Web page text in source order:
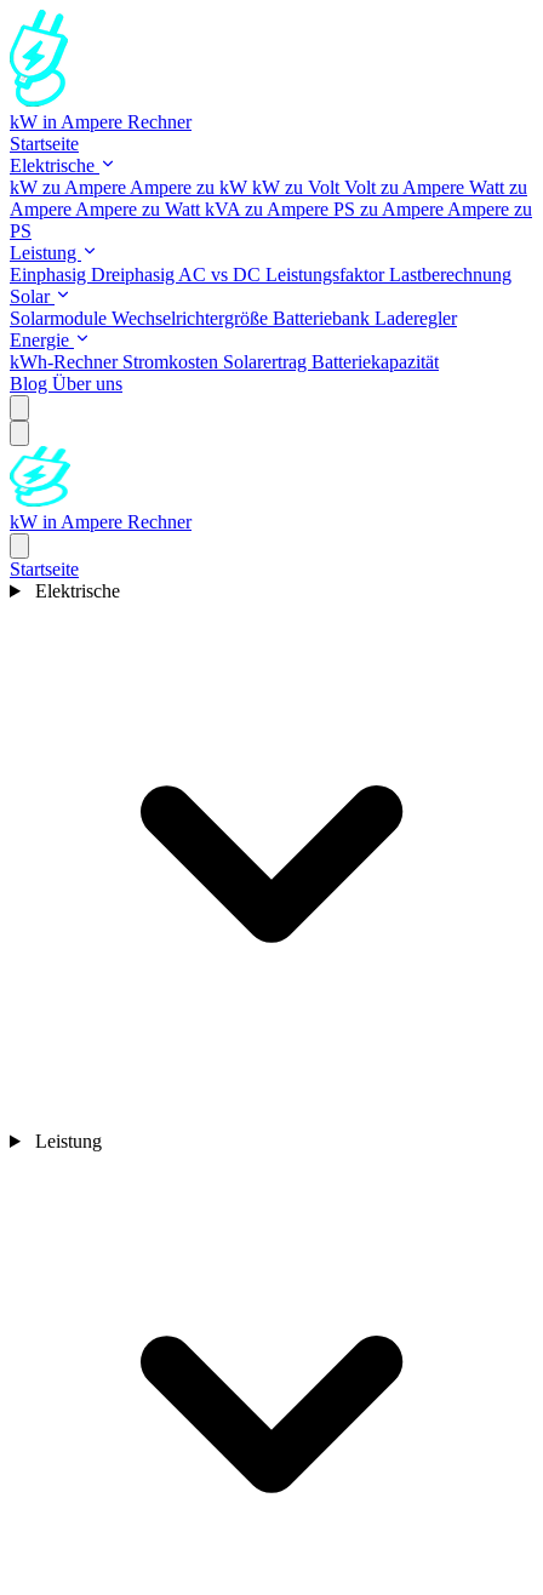
kW in Ampere Rechner
Startseite
Elektrische
kW zu Ampere Ampere zu kW kW zu Volt Volt zu Ampere Watt zu
Ampere Ampere zu Watt kVA zu Ampere PS zu Ampere Ampere zu
PS
Leistung
Einphasig Dreiphasig AC vs DC LeistungsfaktorLastberechnung
Solar
Solarmodule Wechselrichtergröße Batteriebank Laderegler
Energie
kWh-Rechner Stromkosten Solarertrag Batteriekapazität
Blog Über uns
kW in Ampere Rechner
Startseite
Elektrische
Leistung